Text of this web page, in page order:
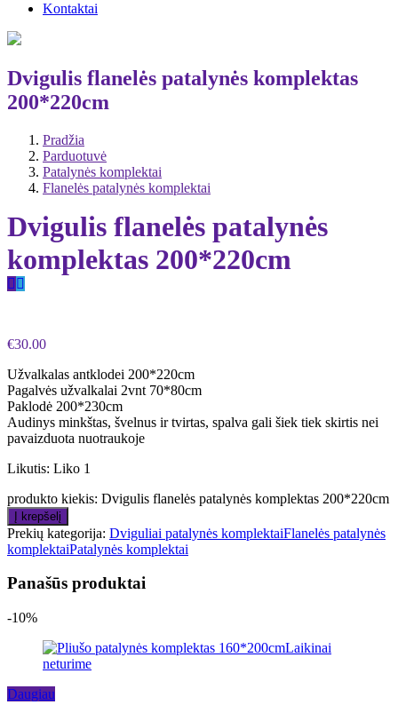
Kontaktai
Dvigulis flanelės patalynės komplektas
200*220cm
Pradžia
Parduotuvė
Patalynės komplektai
Flanelės patalynės komplektai
Dvigulis flanelės patalynės
komplektas 200*220cm
€30.00
Užvalkalas antklodei 200*220cm
Pagalvės užvalkalai 2vnt 70*80cm
Paklodė 200*230cm
Audinys minkštas, švelnus ir tvirtas, spalva gali šiek tiek skirtis nei
pavaizduota nuotraukoje
Likutis: Liko 1
produkto kiekis: Dvigulis flanelės patalynės komplektas 200*220cm
Į krepšelį
Prekių kategorija: Dviguliai patalynės komplektaiFlanelės patalynės
komplektaiPatalynės komplektai
Panašūs produktai
-10%
Laikinai
neturime
Daugiau